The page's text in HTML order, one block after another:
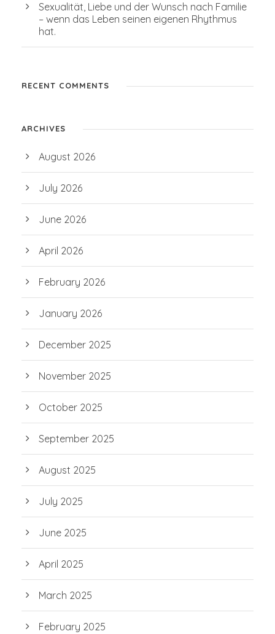
Sexualität, Liebe und der Wunsch nach Familie
– wenn das Leben seinen eigenen Rhythmus
hat.
RECENT COMMENTS
ARCHIVES
August 2026
July 2026
June 2026
April 2026
February 2026
January 2026
December 2025
November 2025
October 2025
September 2025
August 2025
July 2025
June 2025
April 2025
March 2025
February 2025